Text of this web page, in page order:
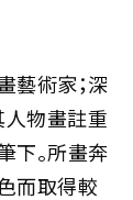
藝術家；深
人物畫註重
下。所畫奔
而取得較